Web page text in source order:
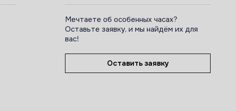
Мечтаете об особенных часах?
Оставьте заявку, и мы найдём их для
вас!
Оставить заявку